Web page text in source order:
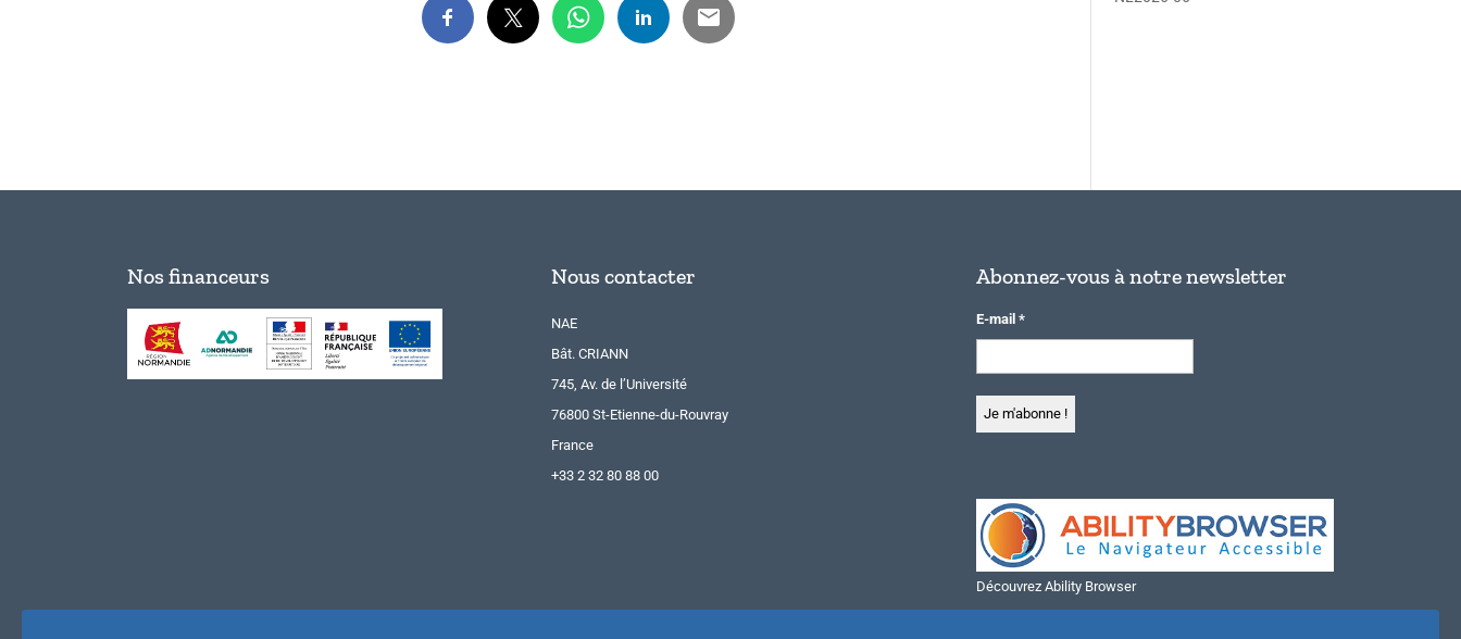
Nos financeurs Nous contacter
NAE
Bât. CRIANN
745, Av. de l’Université
76800 St-Etienne-du-Rouvray
France
+33 2 32 80 88 00
Abonnez-vous à notre newsletter
E-mail *
Découvrez Ability Browser